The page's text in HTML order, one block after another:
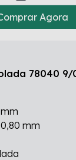
Agora
78040 9/
0,80 mm